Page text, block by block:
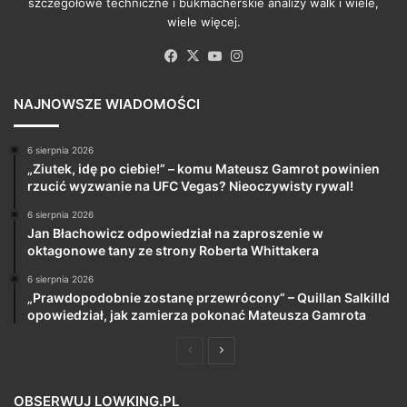
wiele więcej.
Facebook
X YouTube
NAJNOWSZE WIADOMOŚCI
6 sierpnia 2026
„Ziutek, idę po ciebie!” – komu Mateusz Gamrot powinien
rzucić wyzwanie na UFC Vegas? Nieoczywisty rywal!
6 sierpnia 2026
Jan Błachowicz odpowiedział na zaproszenie w
oktagonowe tany ze strony Roberta Whittakera
6 sierpnia 2026
„Prawdopodobnie zostanę przewrócony” – Quillan Salkilld
opowiedział, jak zamierza pokonać Mateusza Gamrota
PoprzedniaNastępna
OBSERWUJ LOWKING.PL